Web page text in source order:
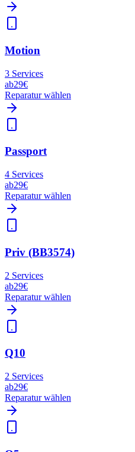
Motion
3 Services
ab29€
Reparatur wählen
Passport
4 Services
ab29€
Reparatur wählen
Priv (BB3574)
2 Services
ab29€
Reparatur wählen
Q10
2 Services
ab29€
Reparatur wählen